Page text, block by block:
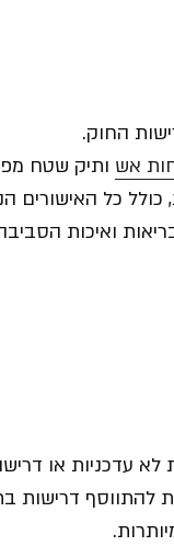
החוק.
אש ותיק שטח
כולל כל האישורים
ואיכות
עדכניות או
להתווסף דרישות